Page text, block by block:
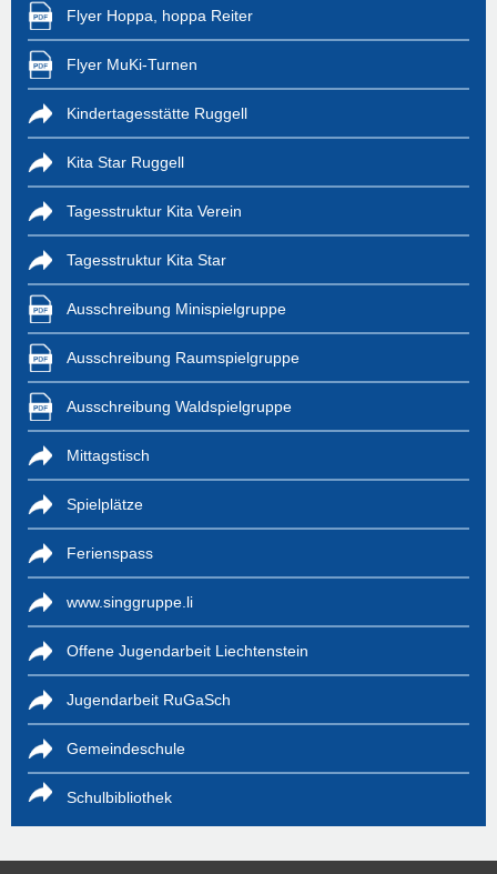
Flyer Hoppa, hoppa Reiter
Flyer MuKi-Turnen
Kindertagesstätte Ruggell
Kita Star Ruggell
Tagesstruktur Kita Verein
Tagesstruktur Kita Star
Ausschreibung Minispielgruppe
Ausschreibung Raumspielgruppe
Ausschreibung Waldspielgruppe
Mittagstisch
Spielplätze
Ferienspass
www.singgruppe.li
Offene Jugendarbeit Liechtenstein
Jugendarbeit RuGaSch
Gemeindeschule
Schulbibliothek